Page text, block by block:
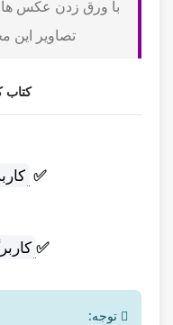
با ورق زدن عکس
تصاویر این
✅
✅
توجه: